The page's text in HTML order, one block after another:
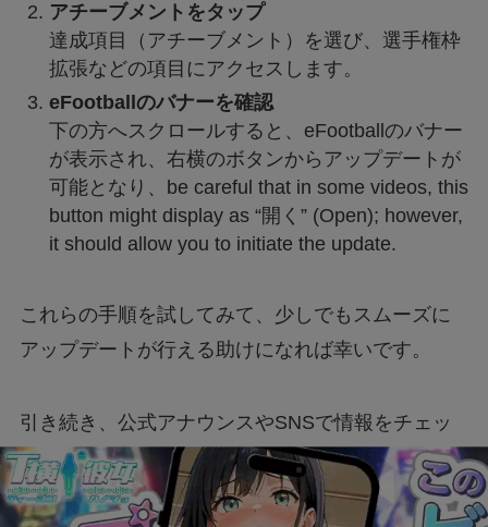
アチーブメントをタップ
達成項目（アチーブメント）を選び、選手権枠
拡張などの項目にアクセスします。
eFootballのバナーを確認
下の方へスクロールすると、eFootballのバナー
が表示され、右横のボタンからアップデートが
可能となり、be careful that in some videos, this
button might display as “開く” (Open); however,
it should allow you to initiate the update.
これらの手順を試してみて、少しでもスムーズに
アップデートが行える助けになれば幸いです。
引き続き、公式アナウンスやSNSで情報をチェッ
クして、問題の解決を願いましょう。